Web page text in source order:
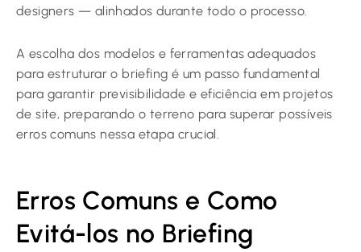
designers — alinhados durante todo o processo.
A escolha dos modelos e ferramentas adequados
para estruturar o briefing é um passo fundamental
para garantir previsibilidade e eficiência em projetos
de site, preparando o terreno para superar possíveis
erros comuns nessa etapa crucial.
Erros Comuns e Como
Evitá-los no Briefing